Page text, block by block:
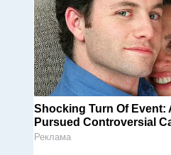
Shocking Turn Of Event:
Pursued Controversial
Реклама